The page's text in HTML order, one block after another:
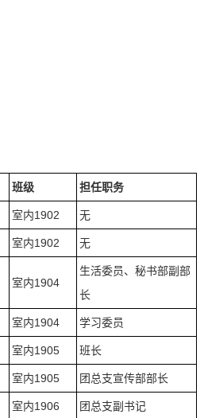
班级 担任职务
室内1902 无
室内1902 无
室内1904
生活委员、秘书部副部
长
室内1904 学习委员
室内1905 班长
室内1905 团总支宣传部部长
室内1906 团总支副书记